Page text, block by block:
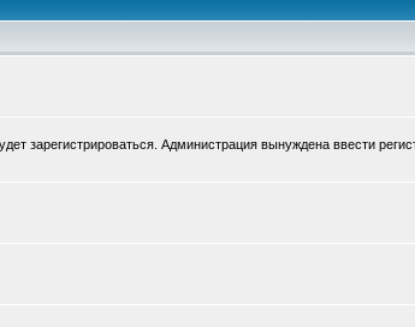
зарегистрироваться. Администрация вынуждена ввести